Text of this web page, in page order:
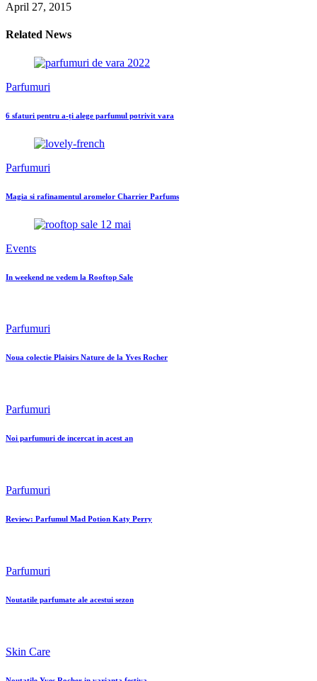
April 27, 2015
Related News
Parfumuri
6 sfaturi pentru a-ți alege parfumul potrivit vara
Parfumuri
Magia si rafinamentul aromelor Charrier Parfums
Events
In weekend ne vedem la Rooftop Sale
Parfumuri
Noua colectie Plaisirs Nature de la Yves Rocher
Parfumuri
Noi parfumuri de incercat in acest an
Parfumuri
Review: Parfumul Mad Potion Katy Perry
Parfumuri
Noutatile parfumate ale acestui sezon
Skin Care